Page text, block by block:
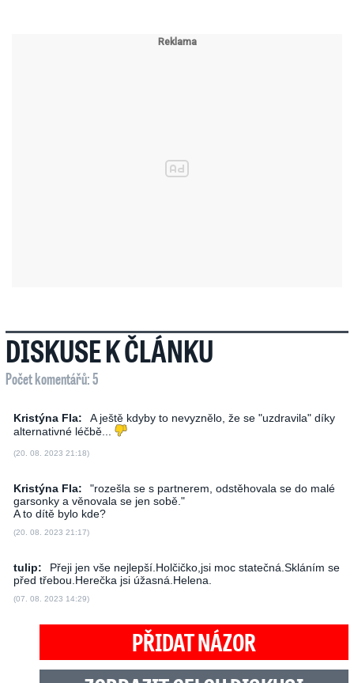
DISKUSE K ČLÁNKU
Počet komentářů: 5
Kristýna Fla:
A ještě kdyby to nevyznělo, že se "uzdravila" díky
alternativné léčbě...
(20. 08. 2023 21:18)
Kristýna Fla:
"rozešla se s partnerem, odstěhovala se do malé
garsonky a věnovala se jen sobě."
A to dítě bylo kde?
(20. 08. 2023 21:17)
tulip:
Přeji jen vše nejlep­ší.Hol­čičko,­jsi moc statečná.Skláním se
před třebou.Herečka jsi úžasná.Helena.
(07. 08. 2023 14:29)
PŘIDAT NÁZOR